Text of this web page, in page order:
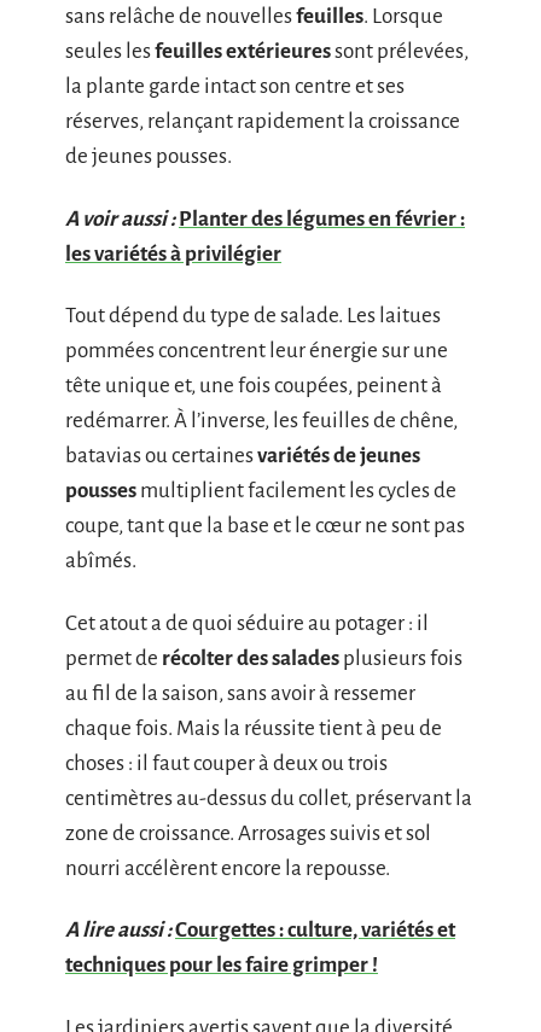
sans relâche de nouvellesfeuilles. Lorsque
seules lesfeuilles extérieuressont prélevées,
la plante garde intact son centre et ses
réserves, relançant rapidement la croissance
de jeunes pousses.
A voir aussi : Planter des légumes en février :
les variétés à privilégier
Tout dépend du type de salade. Les laitues
pommées concentrent leur énergie sur une
tête unique et, une fois coupées, peinent à
redémarrer. À l’inverse, les feuilles de chêne,
batavias ou certainesvariétés de jeunes
pousses multiplient facilement les cycles de
coupe, tant que la base et le cœur ne sont pas
abîmés.
Cet atout a de quoi séduire au potager : il
permet de récolter des salades plusieurs fois
au fil de la saison, sans avoir à ressemer
chaque fois. Mais la réussite tient à peu de
choses : il faut couper à deux ou trois
centimètres au-dessus du collet, préservant la
zone de croissance. Arrosages suivis et sol
nourri accélèrent encore la repousse.
A lire aussi :Courgettes : culture, variétés et
techniques pour les faire grimper !
Les jardiniers avertis savent que la diversité